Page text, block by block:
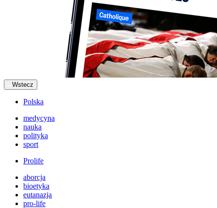
Wstecz
Polska
medycyna
nauka
polityka
sport
Prolife
aborcja
bioetyka
eutanazja
pro-life